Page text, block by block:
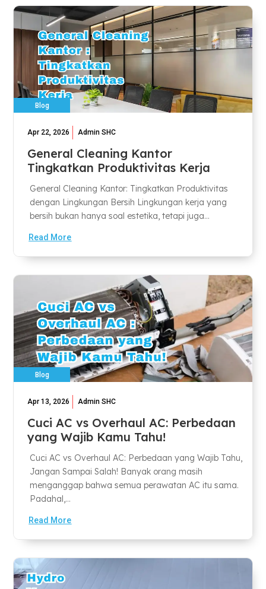
Blog
Apr 22, 2026 Admin SHC
General Cleaning Kantor
Tingkatkan Produktivitas Kerja
General Cleaning Kantor: Tingkatkan Produktivitas
dengan Lingkungan Bersih Lingkungan kerja yang
bersih bukan hanya soal estetika, tetapi juga...
Read More
Blog
Apr 13, 2026 Admin SHC
Cuci AC vs Overhaul AC: Perbedaan
yang Wajib Kamu Tahu!
Cuci AC vs Overhaul AC: Perbedaan yang Wajib Tahu,
Jangan Sampai Salah! Banyak orang masih
menganggap bahwa semua perawatan AC itu sama.
Padahal,...
Read More